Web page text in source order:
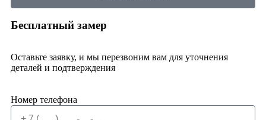
Бесплатный замер
Оставьте заявку, и мы перезвоним вам для уточнения
деталей и подтверждения
Номер телефона